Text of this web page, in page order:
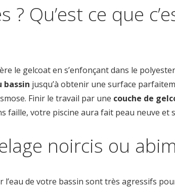
? Qu’est ce que
le gelcoat en s’enfonçant dans le
bassin jusqu’à obtenir une surface
Finir le travail par une couche de
faille, votre piscine aura fait peau neuve
noircis ou
de votre bassin sont très agressifs